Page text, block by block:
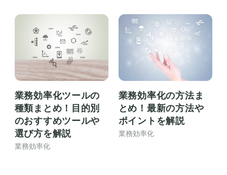
業務効率化ツールの
種類まとめ！目的別
のおすすめツールや
選び方を解説
業務効率化
業務効率化の方法ま
とめ！最新の方法や
ポイントを解説
業務効率化